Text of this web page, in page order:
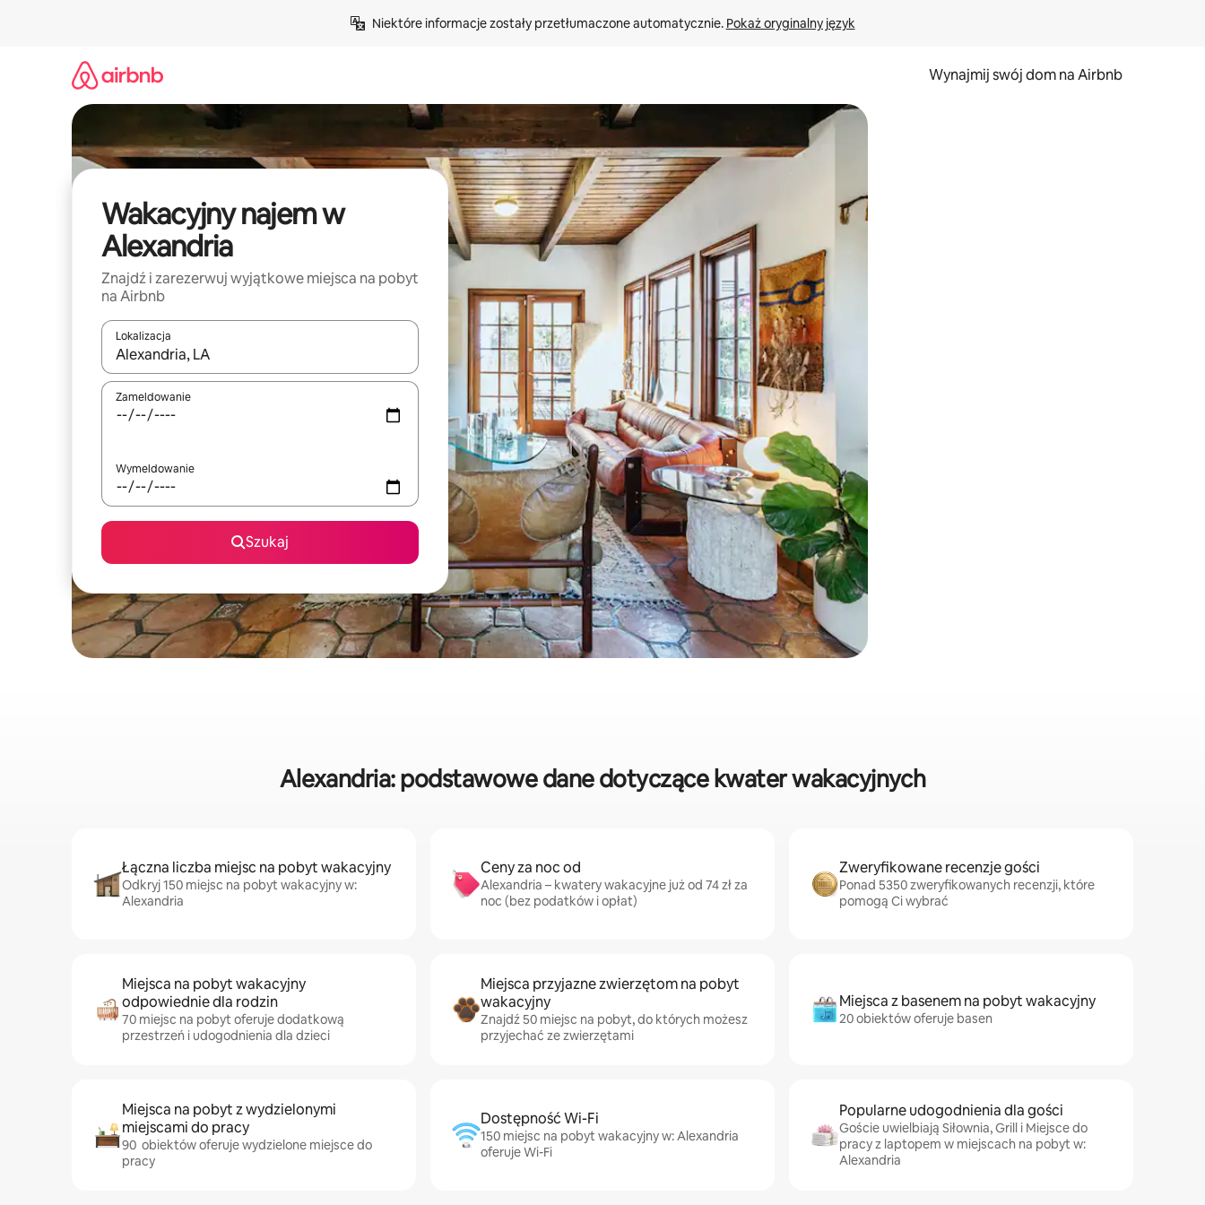
Niektóre informacje zostały przetłumaczone automatycznie. Pokaż oryginalny język
Wynajmij swój dom na Airbnb
Wakacyjny najem w
Alexandria
Znajdź i zarezerwuj wyjątkowe miejsca na pobyt
na Airbnb
Lokalizacja
Gdy wyniki będą dostępne, możesz poruszać się po nich za pomocą klawiszy strzałek w górę i w dół lub przeglądać je za pomocą gestów dotykowych lub przesuwania.
Zameldowanie
Wymeldowanie
Szukaj
Alexandria: podstawowe dane dotyczące kwater wakacyjnych
Łączna liczba miejsc na pobyt wakacyjny
Odkryj 150 miejsc na pobyt wakacyjny w:
Alexandria
Ceny za noc od
Alexandria – kwatery wakacyjne już od 74 zł za
noc (bez podatków i opłat)
Zweryfikowane recenzje gości
Ponad 5350 zweryfikowanych recenzji, które
pomogą Ci wybrać
Miejsca na pobyt wakacyjny
odpowiednie dla rodzin
70 miejsc na pobyt oferuje dodatkową
przestrzeń i udogodnienia dla dzieci
Miejsca przyjazne zwierzętom na pobyt
wakacyjny
Znajdź 50 miejsc na pobyt, do których możesz
przyjechać ze zwierzętami
Miejsca z basenem na pobyt wakacyjny
20 obiektów oferuje basen
Miejsca na pobyt z wydzielonymi
miejscami do pracy
90 obiektów oferuje wydzielone miejsce do
pracy
Dostępność Wi-Fi
150 miejsc na pobyt wakacyjny w: Alexandria
oferuje Wi-Fi
Popularne udogodnienia dla gości
Goście uwielbiają Siłownia, Grill i Miejsce do
pracy z laptopem w miejscach na pobyt w:
Alexandria